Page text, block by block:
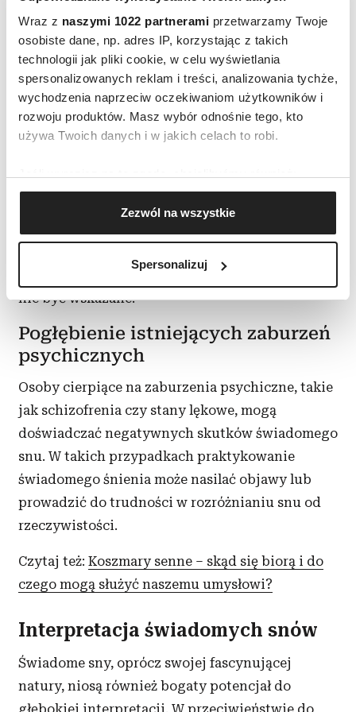
Wraz z naszymi 1022 partnerami przetwarzamy Twoje
osobiste dane, np. adres IP, korzystając z takich
technologii jak pliki cookie, w celu wyświetlania
spersonalizowanych reklam i treści, analizowania tychże,
wychodzenia naprzeciw oczekiwaniom użytkowników i
rozwoju produktów. Masz wybór odnośnie tego, kto
używa Twoich danych i w jakich celach to robi.
Gromadzić dane dotyczące Twojej lokalizacji
geograficznej z dokładnością nawet do kilku metrów
Identyfikować Twoje urządzenie, aktywnie
(fingerprinting, czyli wirtualny odcisk palca)
sekcji szczegółów . W Deklaracji plików cookie możesz
zmienić lub wycofać swoją zgodę w dowolnej chwili.
Wykorzystujemy pliki cookie do spersonalizowania treści
i reklam, aby oferować funkcje społecznościowe i
analizować ruch w naszej witrynie. Informacje o tym, jak
społecznościowym, reklamowym i analitycznym.
Partnerzy mogą połączyć te informacje z innymi danymi
otrzymanymi od Ciebie lub uzyskanymi podczas
korzystania z ich usług.
Zezwól na wszystkie
Spersonalizuj
snu i sobie z nimi radzić?
Ryzyko derealizacji
i depersonalizacji
Niektóre osoby, które regularnie praktykują
świadome sny, mogą doświadczaćderealizacji
depersonalizacji (uczucie odseparowania od
własnego ciała). Granica między snem
podatnych na te stany świadome śnienie może
nie być wskazane.
Pogłębienie istniejących zaburzeń
psychicznych
Osoby cierpiące na zaburzenia psychiczne, takie
jak schizofrenia czy stany lękowe, mogą
doświadczać negatywnych skutków świadomego
snu. W takich przypadkach praktykowanie
świadomego śnienia może nasilać objawy lub
prowadzić do trudności w rozróżnianiu snu od
rzeczywistości.
Czytaj też: Koszmary senne – skąd się biorą i do
czego mogą służyć naszemu umysłowi?
Interpretacja świadomych snów
Świadome sny, oprócz swojej fascynującej
natury, niosą również bogaty potencjał do
głębokiej interpretacji. W przeciwieństwie do